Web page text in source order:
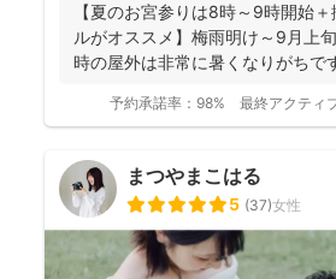
【夏のお宮参りは8時～9時開始
ルがオススメ】梅雨明け～9月上
時の屋外は非常に暑くなりがちで
予約承諾率： 98% 最終アクティ
まつやまこはる
5 (37)女性